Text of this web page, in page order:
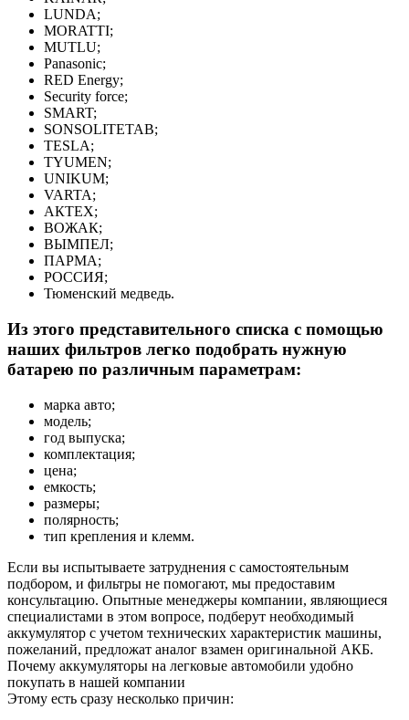
LUNDA;
MORATTI;
MUTLU;
Panasonic;
RED Energy;
Security force;
SMART;
SONSOLITETAB;
TESLA;
TYUMEN;
UNIKUM;
VARTA;
АКТЕХ;
ВОЖАК;
ВЫМПЕЛ;
ПАРМА;
РОССИЯ;
Тюменский медведь.
Из этого представительного списка с помощью
наших фильтров легко подобрать нужную
батарею по различным параметрам:
марка авто;
модель;
год выпуска;
комплектация;
цена;
емкость;
размеры;
полярность;
тип крепления и клемм.
Если вы испытываете затруднения с самостоятельным
подбором, и фильтры не помогают, мы предоставим
консультацию. Опытные менеджеры компании, являющиеся
специалистами в этом вопросе, подберут необходимый
аккумулятор с учетом технических характеристик машины,
пожеланий, предложат аналог взамен оригинальной АКБ.
Почему аккумуляторы на легковые автомобили удобно
покупать в нашей компании
Этому есть сразу несколько причин: